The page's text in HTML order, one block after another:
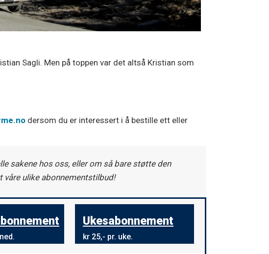
Sagli. Men på toppen var det altså Kristian som
dersom du er interessert i å bestille ett eller
sakene hos oss, eller om så bare støtte den
våre ulike abonnementstilbud!
Ukesabonnement
kr 25,- pr. uke.